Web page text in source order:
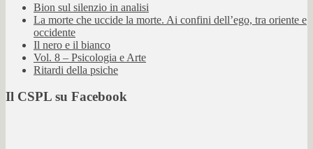
Bion sul silenzio in analisi
La morte che uccide la morte. Ai confini dell’ego, tra oriente e
occidente
Il nero e il bianco
Vol. 8 – Psicologia e Arte
Ritardi della psiche
Il CSPL su Facebook